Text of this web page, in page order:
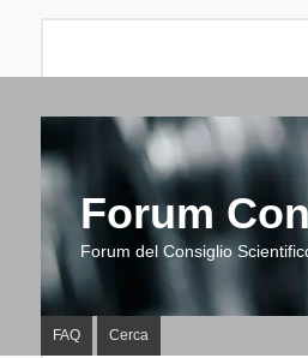
Forum
Forum del Consiglio
FAQ Cerca